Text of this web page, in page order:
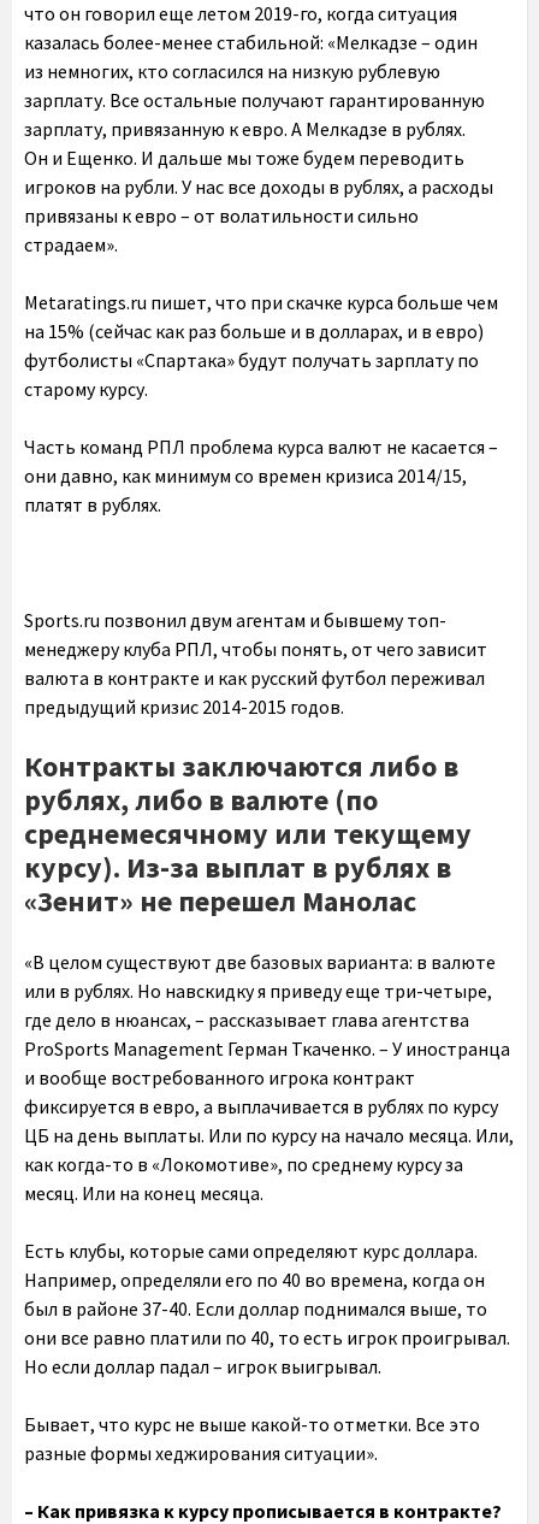
что он говорил еще летом 2019-го, когда ситуация
казалась более-менее стабильной: «Мелкадзе – один
из немногих, кто согласился на низкую рублевую
зарплату. Все остальные получают гарантированную
зарплату, привязанную к евро. А Мелкадзе в рублях.
Он и Ещенко. И дальше мы тоже будем переводить
игроков на рубли. У нас все доходы в рублях, а расходы
привязаны к евро – от волатильности сильно
страдаем».
Metaratings.ru пишет, что при скачке курса больше чем
на 15% (сейчас как раз больше и в долларах, и в евро)
футболисты «Спартака» будут получать зарплату по
старому курсу.
Часть команд РПЛ проблема курса валют не касается –
они давно, как минимум со времен кризиса 2014/15,
платят в рублях.
Sports.ru позвонил двум агентам и бывшему топ-
менеджеру клуба РПЛ, чтобы понять, от чего зависит
валюта в контракте и как русский футбол переживал
предыдущий кризис 2014-2015 годов.
Контракты заключаются либо в
рублях, либо в валюте (по
среднемесячному или текущему
курсу). Из-за выплат в рублях в
«Зенит» не перешел Манолас
«В целом существуют две базовых варианта: в валюте
или в рублях. Но навскидку я приведу еще три-четыре,
где дело в нюансах, – рассказывает глава агентства
ProSports Management Герман Ткаченко. – У иностранца
и вообще востребованного игрока контракт
фиксируется в евро, а выплачивается в рублях по курсу
ЦБ на день выплаты. Или по курсу на начало месяца. Или,
как когда-то в «Локомотиве», по среднему курсу за
месяц. Или на конец месяца.
Есть клубы, которые сами определяют курс доллара.
Например, определяли его по 40 во времена, когда он
был в районе 37-40. Если доллар поднимался выше, то
они все равно платили по 40, то есть игрок проигрывал.
Но если доллар падал – игрок выигрывал.
Бывает, что курс не выше какой-то отметки. Все это
разные формы хеджирования ситуации».
– Как привязка к курсу прописывается в контракте?